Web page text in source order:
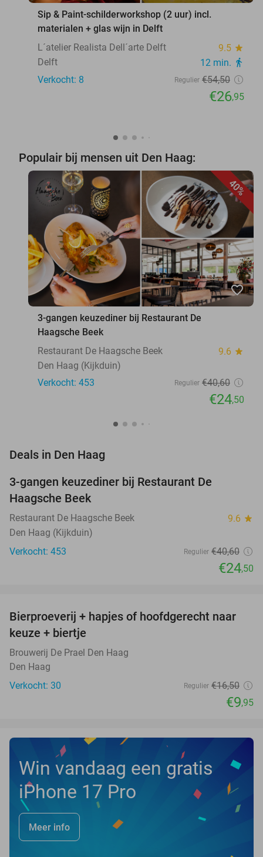
Sip & Paint-schilderworkshop (2 uur) incl.
materialen + glas wijn in Delft
L´atelier Realista Dell´arte Delft
9.5 star
Delft 12 min. directions_walk
Verkocht: 8 Regulier €54,50
€26,95
Populair bij mensen uit Den Haag:
40%
favorite_border
3-gangen keuzediner bij Restaurant De
Haagsche Beek
Restaurant De Haagsche Beek
9.6 star
Den Haag (Kijkduin)
Verkocht: 453
Regulier €40,60
€24,50
Deals in Den Haag
3-gangen keuzediner bij Restaurant De
Haagsche Beek
Restaurant De Haagsche Beek 9.6 star
Den Haag (Kijkduin)
Verkocht: 453
Regulier €40,60
€24,50
40%
NEW
TODAY
Bierproeverij + hapjes of hoofdgerecht naar
keuze + biertje
Brouwerij De Prael Den Haag
Den Haag
Verkocht: 30
Regulier €16,50
€9,95
Win vandaag een gratis
iPhone 17 Pro
Meer info